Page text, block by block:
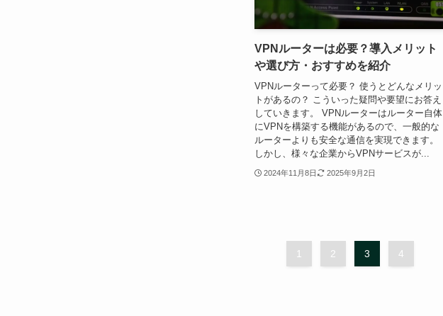
VPNルーターは必要？導入メリット
や選び方・おすすめを紹介
VPNルーターって必要？ 使うとどんなメリッ
トがあるの？ こういった疑問や要望にお答え
していきます。 VPNルーターはルーター自体
にVPNを構築する機能があるので、一般的な
ルーターよりも安全な通信を実現できます。
しかし、様々な企業からVPNサービスが...
2024年11月8日 2025年9月2日
1 2 3 4